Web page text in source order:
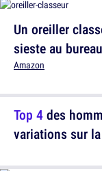
Un oreiller
sieste au
Amazon
Top 4des
variations sur